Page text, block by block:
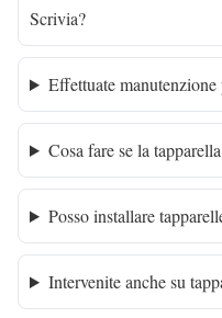
Scrivia?
Effettuate
Cosa fare se la
Posso installare
Intervenite anche su